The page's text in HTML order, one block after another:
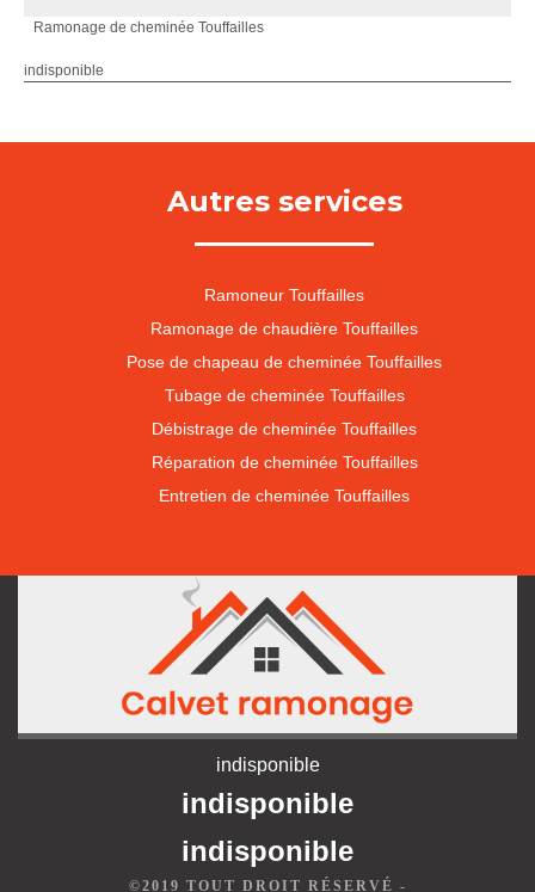
Ramonage de cheminée Touffailles
indisponible
Autres services
Ramoneur Touffailles
Ramonage de chaudière Touffailles
Pose de chapeau de cheminée Touffailles
Tubage de cheminée Touffailles
Débistrage de cheminée Touffailles
Réparation de cheminée Touffailles
Entretien de cheminée Touffailles
indisponible
indisponible
indisponible
©2019 TOUT DROIT RÉSERVÉ -